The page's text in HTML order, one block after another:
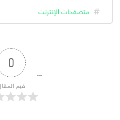
متصفحات الإنترنت
0
قيم المقال